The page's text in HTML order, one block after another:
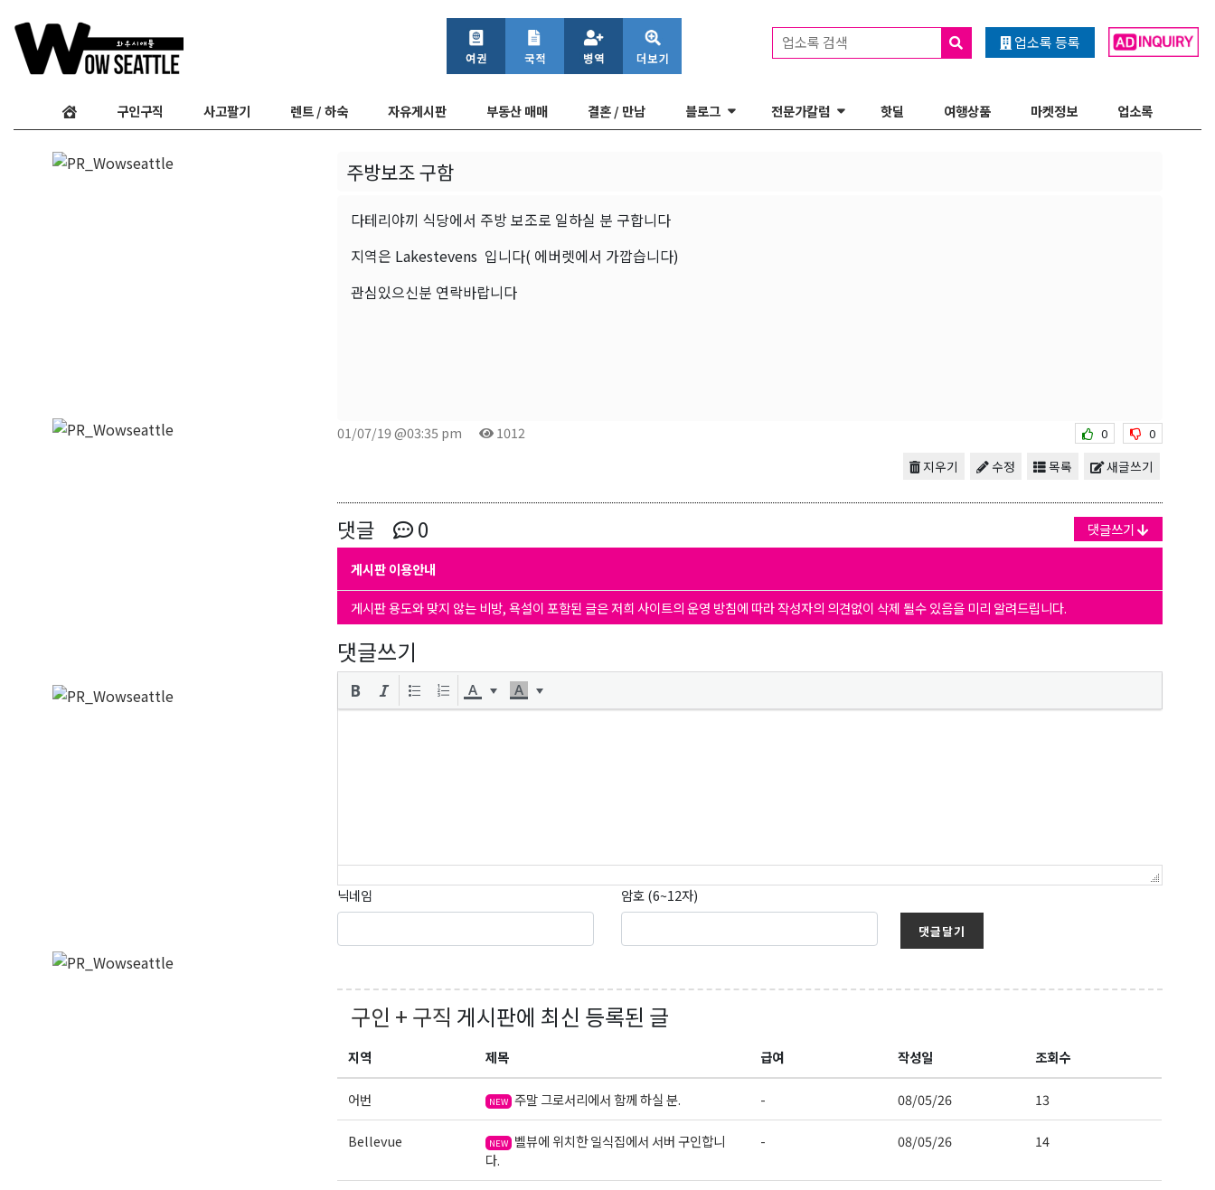
업소록 등록
업소록 검색
구인구직 사고팔기 렌트 / 하숙 자유게시판 부동산 매매 결혼 / 만남 블로그 전문가칼럼 핫딜 여행상품 마켓정보 업소록
주방보조 구함
다테리야끼 식당에서 주방 보조로 일하실 분 구합니다
지역은 Lakestevens 입니다( 에버렛에서 가깝습니다)
관심있으신분 연락바랍니다
01/07/19 @03:35 pm 1012 0 0
새글쓰기
목록
수정
지우기
댓글 0 댓글쓰기
게시판 이용안내
게시판 용도와 맞지 않는 비방, 욕설이 포함된 글은 저희 사이트의 운영 방침에 따라 작성자의 의견없이 삭제 될수 있음을 미리 알려드립니다.
댓글쓰기
닉네임 암호 (6~12자)
댓글달기
구인 + 구직 게시판에 최신 등록된 글
지역 제목 급여 작성일 조회수
어번 NEW 주말 그로서리에서 함께 하실 분. - 08/05/26 13
Bellevue NEW 벨뷰에 위치한 일식집에서 서버 구인합니
다.
- 08/05/26 14